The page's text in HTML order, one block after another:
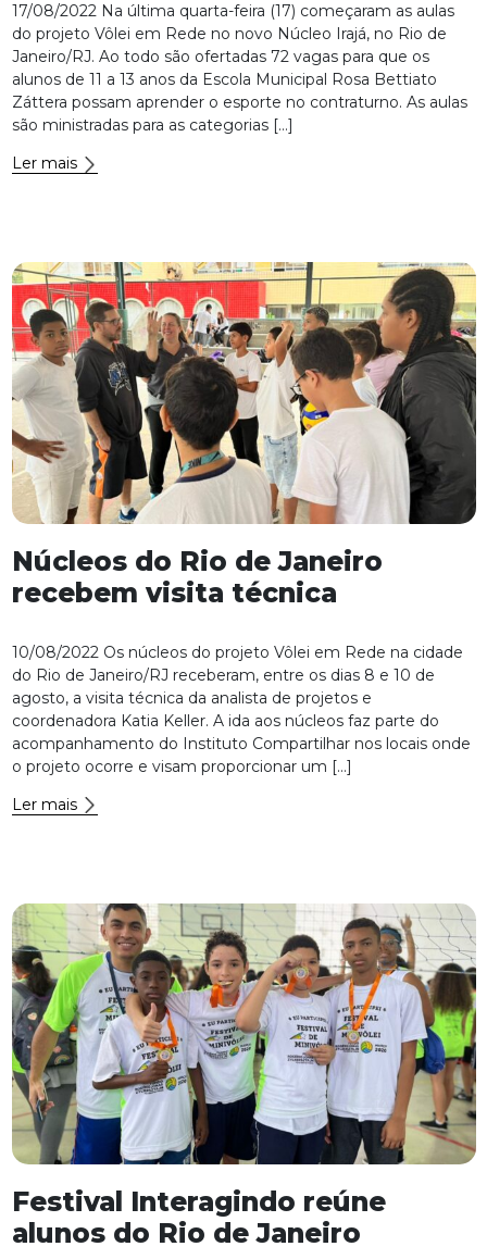
17/08/2022 Na última quarta-feira (17) começaram as aulas
do projeto Vôlei em Rede no novo Núcleo Irajá, no Rio de
Janeiro/RJ. Ao todo são ofertadas 72 vagas para que os
alunos de 11 a 13 anos da Escola Municipal Rosa Bettiato
Záttera possam aprender o esporte no contraturno. As aulas
são ministradas para as categorias […]
Ler mais
Núcleos do Rio de Janeiro
recebem visita técnica
10/08/2022 Os núcleos do projeto Vôlei em Rede na cidade
do Rio de Janeiro/RJ receberam, entre os dias 8 e 10 de
agosto, a visita técnica da analista de projetos e
coordenadora Katia Keller. A ida aos núcleos faz parte do
acompanhamento do Instituto Compartilhar nos locais onde
o projeto ocorre e visam proporcionar um […]
Ler mais
Festival Interagindo reúne
alunos do Rio de Janeiro